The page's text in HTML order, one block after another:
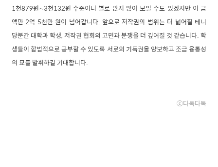
1천879원∼3천132원 수준이니 별로 많지 않아 보일 수도 있겠지만 이 금
액만 2억 5천만 원이 넘어갑니다. 앞으로 저작권의 범위는 더 넓어질 테니
당분간 대학과 학생, 저작권 협회의 고민과 분쟁을 더 깊어질 것 같습니다. 학
생들이 합법적으로 공부할 수 있도록 서로의 기득권을 양보하고 조금 융통성
의 묘를 발휘하길 기대합니다.
ⓒ다독다독